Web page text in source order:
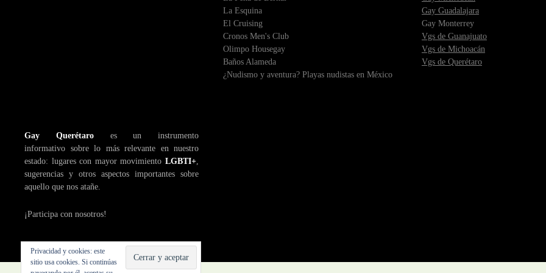
Gay Querétaroes un instrumento
informativo sobre lo más relevante en nuestro
estado: lugares con mayor movimiento LGBTI+,
sugerencias y otros aspectos importantes sobre
aquello que nos atañe.
¡Participa con nosotros!
La Esquina
El Cruising
Cronos Men's Club
Olimpo Housegay
Baños Alameda
¿Nudismo y aventura? Playas nudistas en México
Gay Guadalajara
Gay Monterrey
Vgs de Guanajuato
Vgs de Michoacán
Vgs de Querétaro
Privacidad y cookies: este
sitio usa cookies. Si continúas